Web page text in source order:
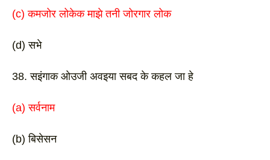
(c) कमजोर लोकेक माझे तनी जोरगार लोक
(d) सभे
38. सइंगाक ओउजी अवइया सबद के कहल जा हे
(a) सर्वनाम
(b) बिसेसन